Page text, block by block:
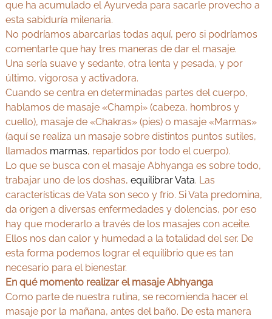
que ha acumulado el Ayurveda para sacarle provecho a
esta sabiduría milenaria.
No podríamos abarcarlas todas aquí, pero si podríamos
comentarte que hay tres maneras de dar el masaje.
Una sería suave y sedante, otra lenta y pesada, y por
último, vigorosa y activadora.
Cuando se centra en determinadas partes del cuerpo,
hablamos de masaje «Champi» (cabeza, hombros y
cuello), masaje de «Chakras» (pies) o masaje «Marmas»
(aquí se realiza un masaje sobre distintos puntos sutiles,
llamados marmas, repartidos por todo el cuerpo).
Lo que se busca con el masaje Abhyanga es sobre todo,
trabajar uno de los doshas, equilibrar Vata. Las
características de Vata son seco y frío. Si Vata predomina,
da origen a diversas enfermedades y dolencias, por eso
hay que moderarlo a través de los masajes con aceite.
Ellos nos dan calor y humedad a la totalidad del ser. De
esta forma podemos lograr el equilibrio que es tan
necesario para el bienestar.
En qué momento realizar el masaje Abhyanga
Como parte de nuestra rutina, se recomienda hacer el
masaje por la mañana, antes del baño. De esta manera